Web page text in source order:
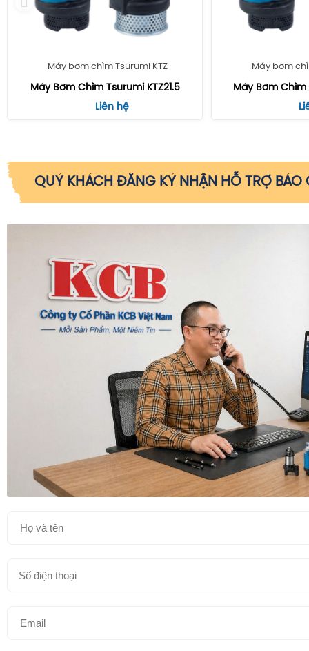
Máy bơm chìm Tsurumi KTZ
Máy Bơm Chìm Tsurumi KTZ21.5
Liên hệ
Máy bơm
Máy Bơm Chìm
QUÝ KHÁCH ĐĂNG KÝ NHẬN HỖ TRỢ BÁO